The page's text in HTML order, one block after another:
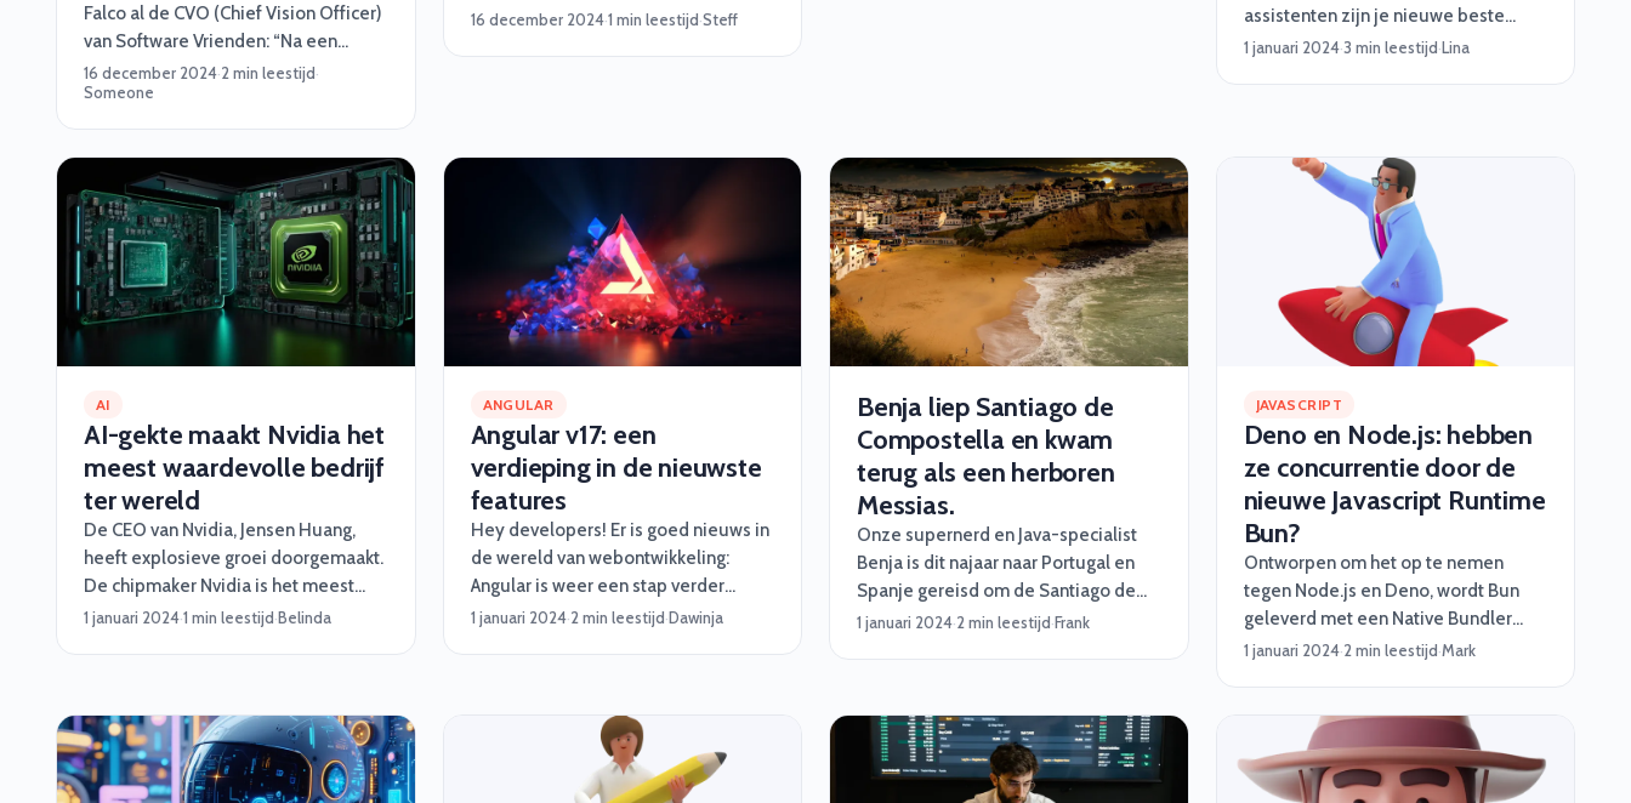
Falco al de CVO (Chief Vision Officer)
van Software Vrienden: “Na een
studie Informatica deden we al snel
veel mooie projecten samen,
langzaamaan rolde ik vanzelf
eigenlijk bij Software Vrienden
binnen. Dat begon eerst met wat
hackathons en later wat grotere
opdrachten.”
16 december 2024·2 min leestijd·
Someone
voorkomen en rode teams die
16 december 2024·1 min leestijd·Steff
ook zo onze redenen voor. In totaal 6.
Komen ze!
assistenten zijn je nieuwe beste
vrienden in softwareontwikkeling. Ze
fixen van rommelige code – deze
nerdy sidekicks hebben jouw back.
Maar wat zijn AI Agents precies, wat
kunnen ze, en waarom zijn ze een
gamechanger voor developers? Let’s
dive in!
1 januari 2024·3 min leestijd·Lina
AI
AI-gekte maakt Nvidia het
meest waardevolle bedrijf
ter wereld
De CEO van Nvidia, Jensen Huang,
heeft explosieve groei doorgemaakt.
De chipmaker Nvidia is het meest
waardevolle bedrijf ter wereld
1 januari 2024·1 min leestijd·Belinda
ANGULAR
Angular v17: een
verdieping in de nieuwste
features
Hey developers! Er is goed nieuws in
de wereld van webontwikkeling:
Angular is weer een stap verder
gegaan met de release van versie 17.
dynamische webapplicaties. Maar
met de nieuwste versie zijn er een
aantal geweldige verbeteringen die
1 januari 2024·2 min leestijd·Dawinja
Benja liep Santiago de
Compostella en kwam
terug als een herboren
Messias.
Onze supernerd en Java-specialist
Benja is dit najaar naar Portugal en
Spanje gereisd om de Santiago de
Compostella af te leggen. Een
heeft opgeleverd.
1 januari 2024·2 min leestijd·Frank
JAVASCRIPT
Deno en Node.js: hebben
ze concurrentie door de
nieuwe Javascript Runtime
Bun?
Ontworpen om het op te nemen
tegen Node.js en Deno, wordt Bun
geleverd met een Native Bundler
voor het combineren van meerdere
Runner die in staat is om repetitieve
taken af te handelen. Bovendien zit
er ook een Transpiler bij. Deze
1 januari 2024·2 min leestijd·Mark